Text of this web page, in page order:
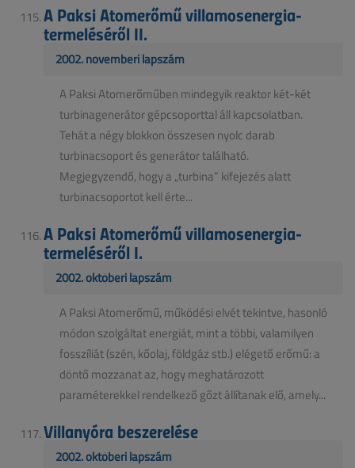
A Paksi Atomerőmű villamosenergia-
termeléséről II.
2002. novemberi lapszám
A Paksi Atomerőműben mindegyik reaktor két-két
turbinagenerátor gépcsoporttal áll kapcsolatban.
Tehát a négy blokkon összesen nyolc darab
turbinacsoport és generátor található.
Megjegyzendő, hogy a „turbina” kifejezés alatt
turbinacsoportot kell érte...
A Paksi Atomerőmű villamosenergia-
termeléséről I.
2002. októberi lapszám
A Paksi Atomerőmű, működési elvét tekintve, hasonló
módon szolgáltat energiát, mint a többi, valamilyen
fosszíliát (szén, kőolaj, földgáz stb.) elégető erőmű: a
döntő mozzanat az, hogy meghatározott
paraméterekkel rendelkező gőzt állítanak elő, amely...
Villanyóra beszerelése
2002. októberi lapszám